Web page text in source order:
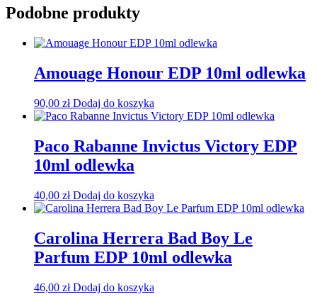
Podobne produkty
Amouage Honour EDP 10ml odlewka
90,00 zł Dodaj do koszyka
Paco Rabanne Invictus Victory EDP
10ml odlewka
40,00 zł Dodaj do koszyka
Carolina Herrera Bad Boy Le
Parfum EDP 10ml odlewka
46,00 zł Dodaj do koszyka